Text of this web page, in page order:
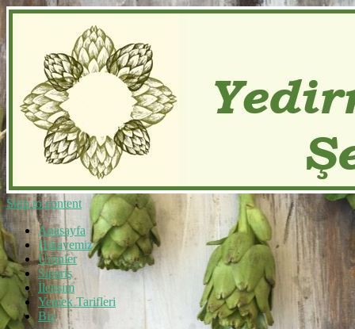
Skip to content
Anasayfa
Hikayemiz
Ürünler
Sipariş
İletişim
Yemek Tarifleri
Biz